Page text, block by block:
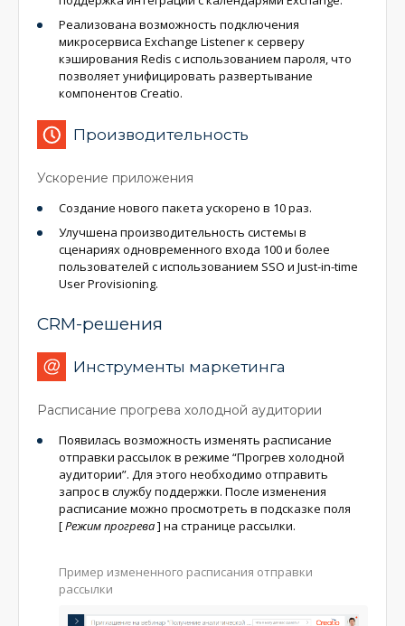
Реализована возможность подключения
микросервиса Exchange Listener к серверу
кэширования Redis с использованием пароля, что
позволяет унифицировать развертывание
компонентов Creatio.
Производительность
Ускорение приложения
Создание нового пакета ускорено в 10 раз.
Улучшена производительность системы в
сценариях одновременного входа 100 и более
пользователей с использованием SSO и Just-in-time
User Provisioning.
CRM-решения
Инструменты маркетинга
Расписание прогрева холодной аудитории
Появилась возможность изменять расписание
отправки рассылок в режиме “Прогрев холодной
аудитории”. Для этого необходимо отправить
запрос в службу поддержки. После изменения
расписание можно просмотреть в подсказке поля
[Режим прогрева] на странице рассылки.
Пример измененного расписания отправки
рассылки